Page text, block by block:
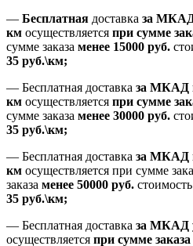
— Бесплатная доставка за МКАД
км осуществляется при сумме
сумме заказа менее 15000 руб.
35 руб.\км;
— Бесплатная доставка за МКАД
км осуществляется при сумме
сумме заказа менее 30000 руб.
35 руб.\км;
— Бесплатная доставка за МКАД
км осуществляется при сумме
заказа менее 50000 руб.
35 руб.\км;
— Бесплатная доставка за МКАД
осуществляется при сумме заказа